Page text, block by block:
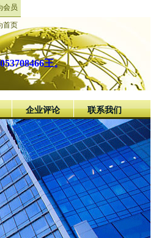
会员
首页
王。
企业评论 联系我们